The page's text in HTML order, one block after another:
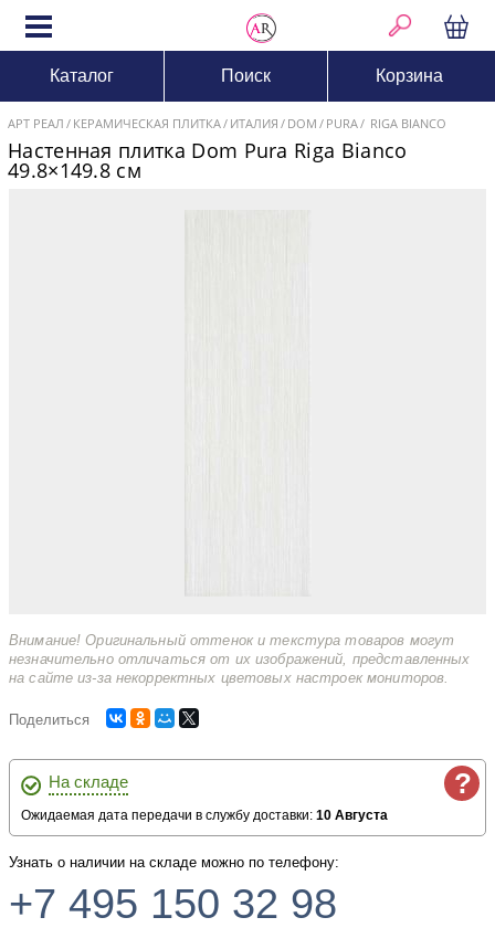
Каталог Поиск Корзина
АРТ РЕАЛ КЕРАМИЧЕСКАЯ ПЛИТКА ИТАЛИЯ DOM PURA RIGA BIANCO
Настенная плитка Dom Pura Riga Bianco
49.8×149.8 см
Внимание! Оригинальный оттенок и текстура товаров могут
незначительно отличаться от их изображений, представленных
на сайте из-за некорректных цветовых настроек мониторов.
Поделиться
?
На складе
Ожидаемая дата передачи в службу доставки: 10 Августа
Узнать о наличии на складе можно по телефону:
+7 495 150 32 98